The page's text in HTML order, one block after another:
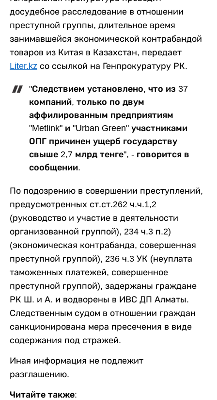
досудебное расследование в отношении
преступной группы, длительное время
занимавшейся экономической контрабандой
товаров из Китая в Казахстан, передает
Liter.kz со ссылкой на Генпрокуратуру РК.
"Следствием установлено, что из 37
компаний, только по двум
аффилированным предприятиям
"Metlink" и "Urban Green" участниками
ОПГ причинен ущерб государству
свыше 2,7 млрд тенге", - говорится в
сообщении.
По подозрению в совершении преступлений,
предусмотренных ст.ст.262 ч.ч.1,2
(руководство и участие в деятельности
организованной группой), 234 ч.3 п.2)
(экономическая контрабанда, совершенная
преступной группой), 236 ч.3 УК (неуплата
таможенных платежей, совершенное
преступной группой), задержаны граждане
РК Ш. и А. и водворены в ИВС ДП Алматы.
Следственным судом в отношении граждан
санкционирована мера пресечения в виде
содержания под стражей.
Иная информация не подлежит
разглашению.
Читайте также: